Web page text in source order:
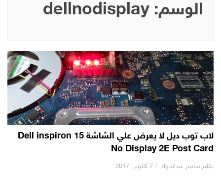
الوسم: dellnodisplay
لاب توب ديل لا يعرض علي الشاشة Dell inspiron 15
No Display 2E Post Card
بقلم سامح عبدالجواد 7 أكتوبر، 2017